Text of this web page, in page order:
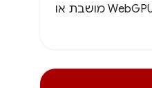
כאן מוסבר למה יכול להיות ש-WebGPU מושבת או